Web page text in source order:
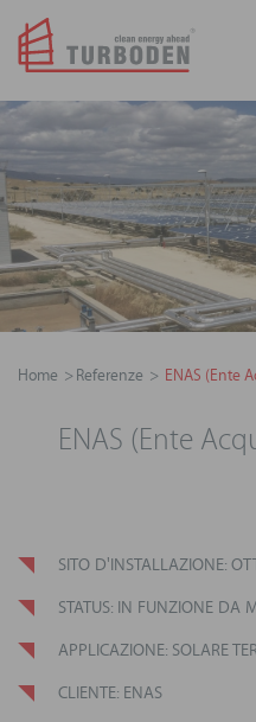
Home Referenze ENAS (Ente
ENAS (Ente
SITO D'INSTALLAZIONE:
STATUS: IN FUNZIONE DA
APPLICAZIONE: SOLARE
CLIENTE: ENAS